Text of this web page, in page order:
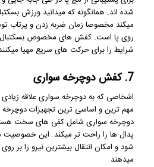
شده اند. همانگونه که میدانید ورزش
میکند مخصوصا زمان ضربه زدن و پرتاب
روی پا است. کفش های مخصوص بسکتبال
شرایط را برای حرکت های سریع مهیا
7. کفش دوچرخه سواری
اشخاصی که به دوچرخه سواری علاقه
مهم ترین و اساسی ترین تجهیزات
دوچرخه سواری شامل کفی های سخت
پدال ها را راحت تر میکند. این خصوصیت
شود و امکان انتقال بیشترین نیرو را بر
میدهند.